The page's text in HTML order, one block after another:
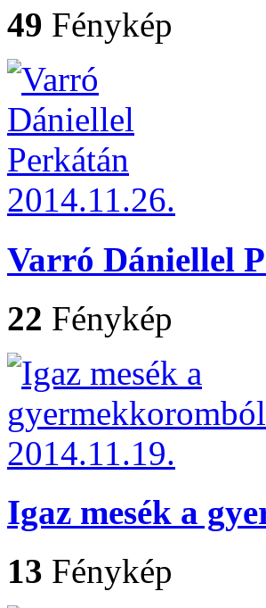
49 Fénykép
Varró Dániellel
22 Fénykép
Igaz mesék a
13 Fénykép